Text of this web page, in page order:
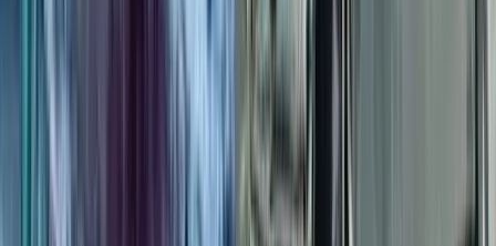
বাকেরগঞ্জ ইউএনওর স্বেচ্ছাচারিতায়
নাগরিক সেবা ব্যাহত, জনভোগান্তি